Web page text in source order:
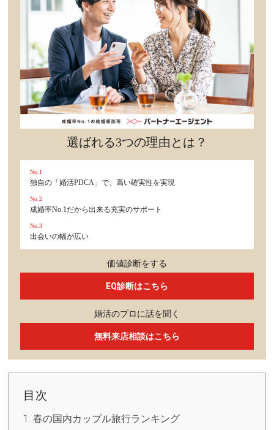
心の処方箋
カルチャー・トレンド・芸能
驚き
選ばれる3つの理由とは？
No.1
独自の「婚活PDCA」で、高い確実性を実現
No.2
成婚率No.1だから出来る充実のサポート
No.3
出会いの幅が広い
価値診断をする
EQ診断はこちら
婚活のプロに話を聞く
無料来店相談はこちら
目次
春の国内カップル旅行ランキング